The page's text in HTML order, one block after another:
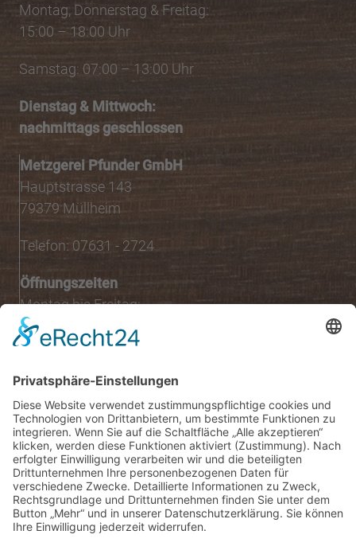
Montag, Donnerstag & Freitag:
15:00 – 18:00 Uhr
Samstag: 07:00 – 13:00 Uhr
Dienstag & Mittwoch:
nachmittags geschlossen
Metzgerei Pfunder GmbH
Hauptstrasse 143
79379 Müllheim
Telefon: 07631 - 2724
Öffnungszeiten
Montag bis Freitag:
08:00 – 13:00 Uhr
15:00 – 18:00 Uhr
Samstag: 07:00 – 13:00 Uhr
Dienstag& Mittwoch:
nachmittags geschlossen
Folgen Sie uns auf: